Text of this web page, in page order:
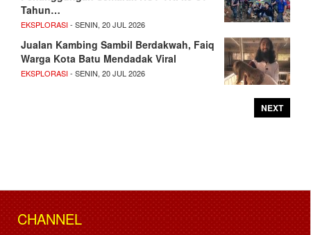
Tahun…
EKSPLORASI- SENIN, 20 JUL 2026
Jualan Kambing Sambil Berdakwah, Faiq
Warga Kota Batu Mendadak Viral
EKSPLORASI- SENIN, 20 JUL 2026
NEXT
CHANNEL